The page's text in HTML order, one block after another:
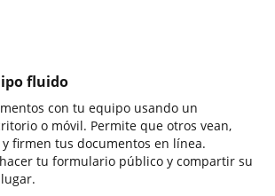
fluido
con tu equipo usando un
o móvil. Permite que otros vean,
firmen tus documentos en línea.
tu formulario público y compartir su